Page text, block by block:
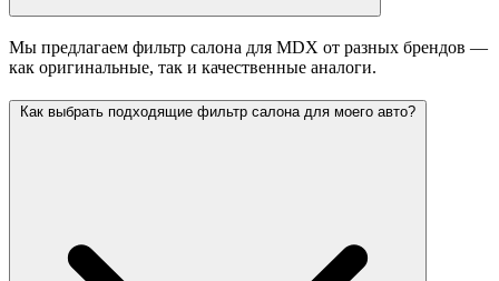
Мы предлагаем фильтр салона для MDX от разных брендов —
как оригинальные, так и качественные аналоги.
Как выбрать подходящие фильтр салона для моего авто?